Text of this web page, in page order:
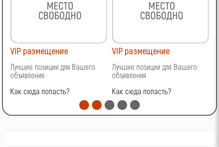
VIP размещение
Лучшие позиции для Вашего
объявления
Как сюда попасть?
VIP размещение
Лучшие позиции для Вашего
объявления
Как сюда попасть?